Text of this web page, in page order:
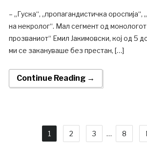
– „Гуска“, „пропагандистичка ороспија“,
на некролог“. Мал сегмент од монологот
прозваниот“ Емил Јакимовски, кој од 5
ми се закануваше без престан, […]
Continue Reading →
1 2 3 … 8